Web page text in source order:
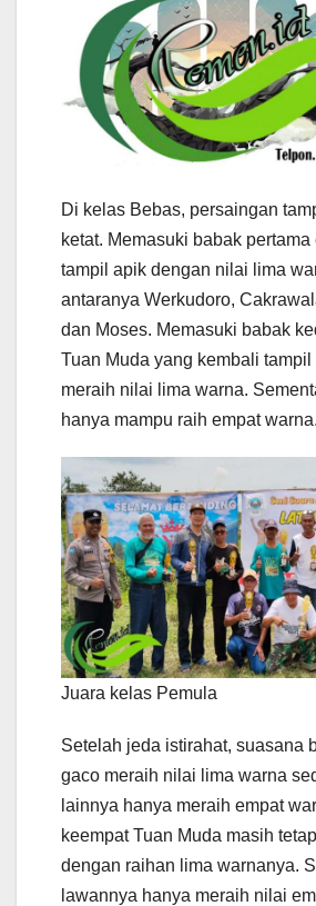
Di kelas Bebas, persaingan
ketat. Memasuki babak
tampil apik dengan nilai lima
antaranya Werkudoro,
dan Moses. Memasuki babak
Tuan Muda yang kembali
meraih nilai lima warna.
hanya mampu raih empat warna.
Juara kelas Pemula
Setelah jeda istirahat, suasana
gaco meraih nilai lima warna
lainnya hanya meraih empat
keempat Tuan Muda masih
dengan raihan lima warnanya.
lawannya hanya meraih nilai